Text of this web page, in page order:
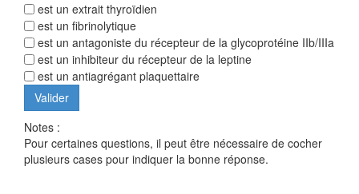
est un extrait thyroïdien
est un fibrinolytique
est un antagoniste du récepteur de la glycoprotéine IIb/IIIa
est un inhibiteur du récepteur de la leptine
est un antiagrégant plaquettaire
Notes :
Pour certaines questions, il peut être nécessaire de cocher
plusieurs cases pour indiquer la bonne réponse.